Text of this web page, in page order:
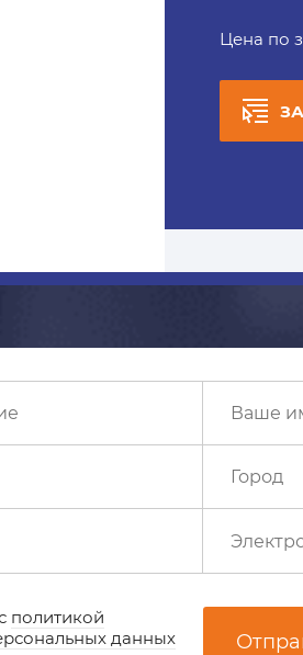
Цена по
политикой
данных